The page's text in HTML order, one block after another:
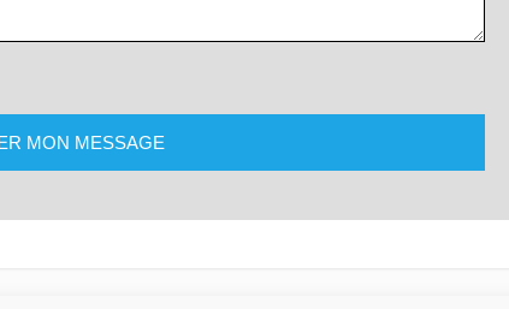
MON MESSAGE